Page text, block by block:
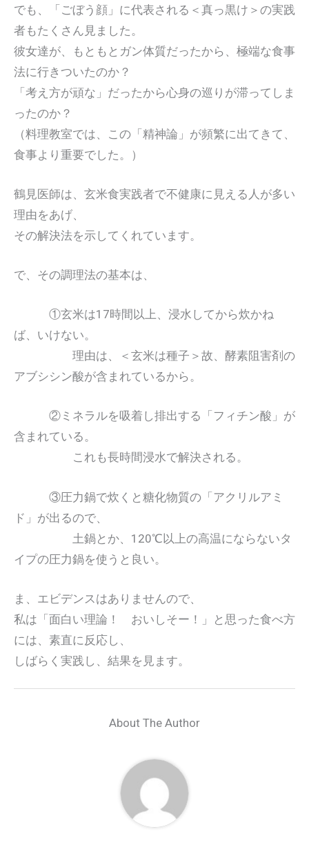
でも、「ごぼう顔」に代表される＜真っ黒け＞の実践
者もたくさん見ました。
彼女達が、もともとガン体質だったから、極端な食事
法に行きついたのか？
「考え方が頑な」だったから心身の巡りが滞ってしま
ったのか？
（料理教室では、この「精神論」が頻繁に出てきて、
食事より重要でした。）
鶴見医師は、玄米食実践者で不健康に見える人が多い
理由をあげ、
その解決法を示してくれています。
で、その調理法の基本は、
①玄米は17時間以上、浸水してから炊かね
ば、いけない。
理由は、＜玄米は種子＞故、酵素阻害剤の
アブシシン酸が含まれているから。
②ミネラルを吸着し排出する「フィチン酸」が
含まれている。
これも長時間浸水で解決される。
③圧力鍋で炊くと糖化物質の「アクリルアミ
ド」が出るので、
土鍋とか、120℃以上の高温にならないタ
イプの圧力鍋を使うと良い。
ま、エビデンスはありませんので、
私は「面白い理論！ おいしそー！」と思った食べ方
には、素直に反応し、
しばらく実践し、結果を見ます。
About The Author